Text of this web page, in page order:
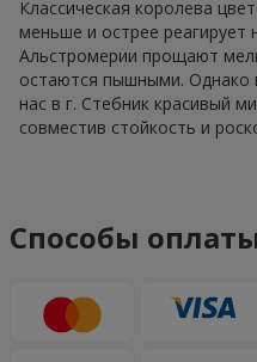
Классическая королева
меньше и острее реагирует
Альстромерии прощают
остаются пышными. Однако
нас в г. Стебник красивый
совместив стойкость и
Способы